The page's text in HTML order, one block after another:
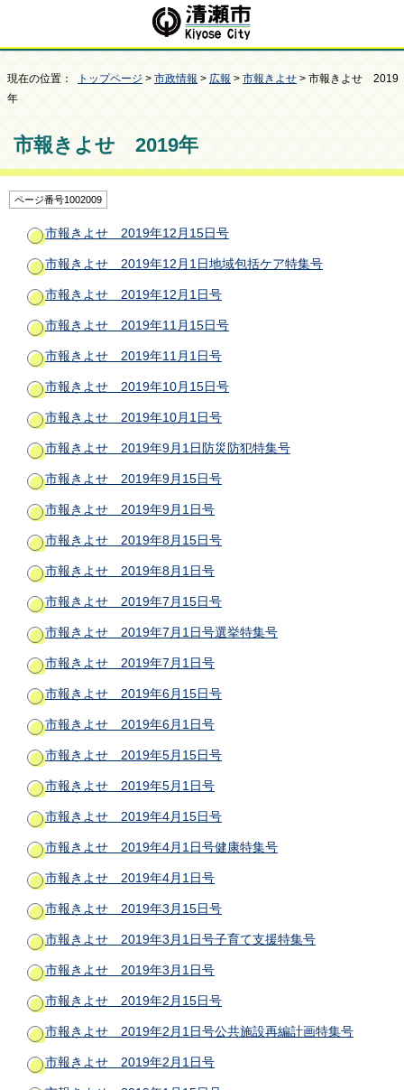
現在の位置： トップページ > 市政情報 > 広報 > 市報きよせ > 市報きよせ 2019
年
市報きよせ 2019年
ページ番号1002009
市報きよせ 2019年12月15日号
市報きよせ 2019年12月1日地域包括ケア特集号
市報きよせ 2019年12月1日号
市報きよせ 2019年11月15日号
市報きよせ 2019年11月1日号
市報きよせ 2019年10月15日号
市報きよせ 2019年10月1日号
市報きよせ 2019年9月1日防災防犯特集号
市報きよせ 2019年9月15日号
市報きよせ 2019年9月1日号
市報きよせ 2019年8月15日号
市報きよせ 2019年8月1日号
市報きよせ 2019年7月15日号
市報きよせ 2019年7月1日号選挙特集号
市報きよせ 2019年7月1日号
市報きよせ 2019年6月15日号
市報きよせ 2019年6月1日号
市報きよせ 2019年5月15日号
市報きよせ 2019年5月1日号
市報きよせ 2019年4月15日号
市報きよせ 2019年4月1日号健康特集号
市報きよせ 2019年4月1日号
市報きよせ 2019年3月15日号
市報きよせ 2019年3月1日号子育て支援特集号
市報きよせ 2019年3月1日号
市報きよせ 2019年2月15日号
市報きよせ 2019年2月1日号公共施設再編計画特集号
市報きよせ 2019年2月1日号